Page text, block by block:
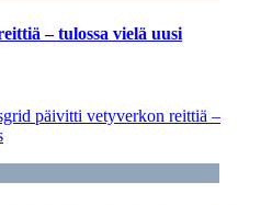
– tulossa vielä uusi
päivitti vetyverkon reittiä –